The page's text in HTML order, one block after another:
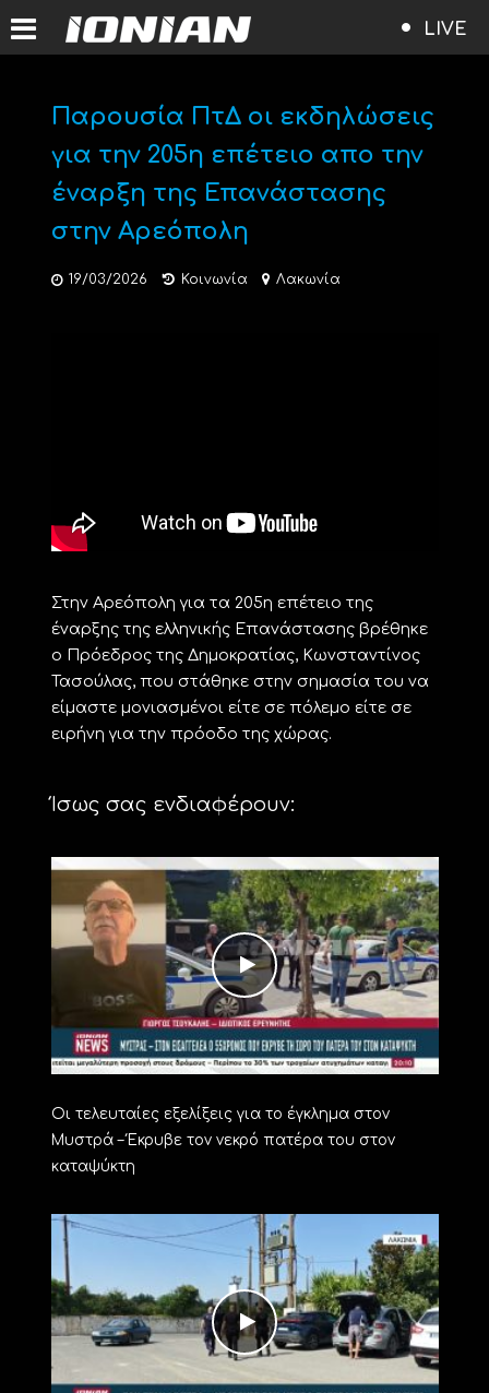
LIVE
Παρουσία ΠτΔ οι εκδηλώσεις
για την 205η επέτειο απο την
έναρξη της Επανάστασης
στην Αρεόπολη
19/03/2026 Κοινωνία Λακωνία
Στην Αρεόπολη για τα 205η επέτειο της
έναρξης της ελληνικής Επανάστασης βρέθηκε
ο Πρόεδρος της Δημοκρατίας, Κωνσταντίνος
Τασούλας, που στάθηκε στην σημασία του να
είμαστε μονιασμένοι είτε σε πόλεμο είτε σε
ειρήνη για την πρόοδο της χώρας.
Ίσως σας ενδιαφέρουν:
Οι τελευταίες εξελίξεις για το έγκλημα στον
Μυστρά – Έκρυβε τον νεκρό πατέρα του στον
καταψύκτη